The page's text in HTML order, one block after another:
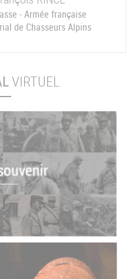
- Armée française
de Chasseurs Alpins
VIRTUEL